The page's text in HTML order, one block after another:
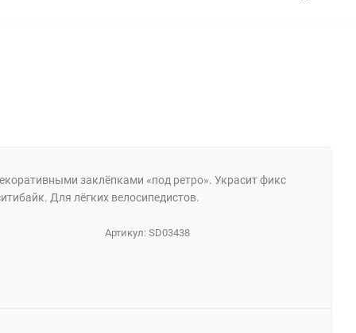
заклёпками «под ретро». Украсит фикс
Для лёгких велосипедистов.
Артикул:SD03438